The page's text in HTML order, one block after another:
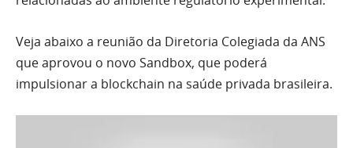
Veja abaixo a reunião da Diretoria Colegiada da ANS
que aprovou o novo Sandbox, que poderá
impulsionar a blockchain na saúde privada brasileira.